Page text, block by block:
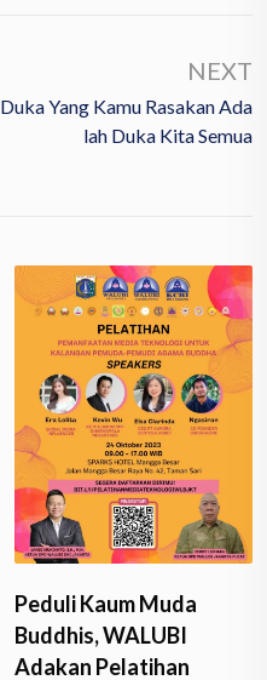
NEXT
Duka Yang Kamu Rasakan Ada
Lah Duka Kita Semua
Peduli Kaum Muda
Buddhis, WALUBI
Adakan Pelatihan